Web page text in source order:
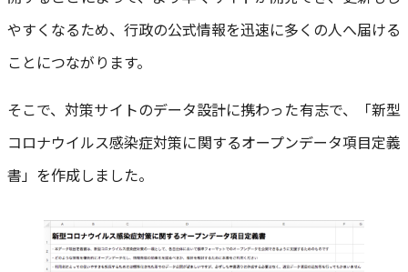
やすくなるため、行政の公式情報を迅速に多くの人へ届ける
ことにつながります。
そこで、対策サイトのデータ設計に携わった有志で、「新型
コロナウイルス感染症対策に関するオープンデータ項目定義
書」を作成しました。